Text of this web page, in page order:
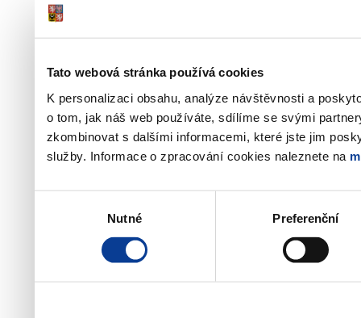
Tato webová stránka používá cookies
K personalizaci obsahu, analýze návštěvnosti a
o tom, jak náš web používáte, sdílíme se svými
zkombinovat s dalšími informacemi, které jste jim
služby. Informace o zpracování cookies naleznete na
Nutné Preferenční